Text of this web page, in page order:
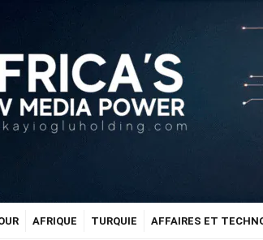
AFRIQUE TURQUIE AFFAIRES ET